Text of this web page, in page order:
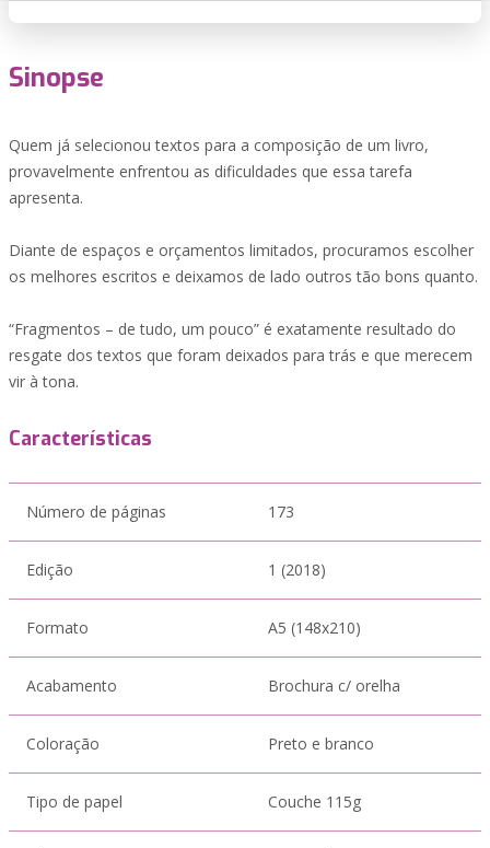
Sinopse
Quem já selecionou textos para a composição de um livro,
provavelmente enfrentou as dificuldades que essa tarefa
apresenta.
Diante de espaços e orçamentos limitados, procuramos escolher
os melhores escritos e deixamos de lado outros tão bons quanto.
“Fragmentos – de tudo, um pouco” é exatamente resultado do
resgate dos textos que foram deixados para trás e que merecem
vir à tona.
Características
Número de páginas 173
Edição 1 (2018)
Formato A5 (148x210)
Acabamento Brochura c/ orelha
Coloração Preto e branco
Tipo de papel Couche 115g